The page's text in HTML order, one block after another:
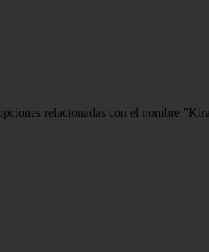
relacionadas con el nombre